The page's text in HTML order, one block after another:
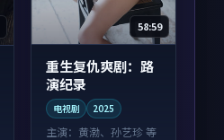
58:59
重生复仇爽剧：路
演纪录
电视剧 2025
主演： 黄渤、孙艺珍 等